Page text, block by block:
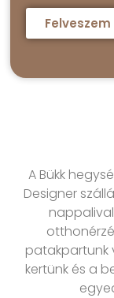
A Bükk
Designer
patakpartunk
kertünk és a